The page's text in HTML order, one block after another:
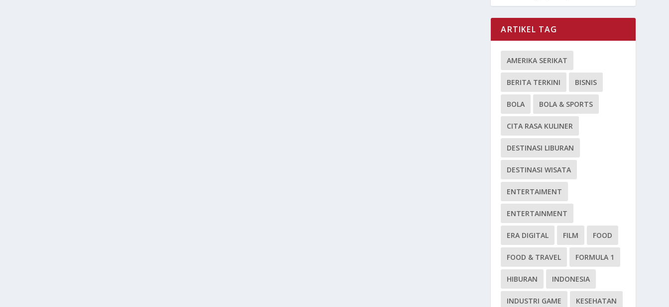
ARTIKEL TAG
AMERIKA SERIKAT
BERITA TERKINI BISNIS
BOLA BOLA & SPORTS
CITA RASA KULINER
DESTINASI LIBURAN
DESTINASI WISATA
ENTERTAIMENT
ENTERTAINMENT
ERA DIGITAL FILM FOOD
FOOD & TRAVEL FORMULA 1
HIBURAN INDONESIA
INDUSTRI GAME KESEHATAN